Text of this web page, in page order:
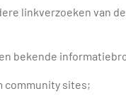
linkverzoeken van
bekende
community sites;